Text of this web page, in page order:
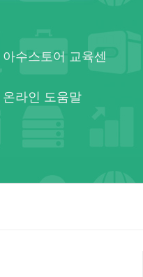
아수스토어 교육센
온라인 도움말